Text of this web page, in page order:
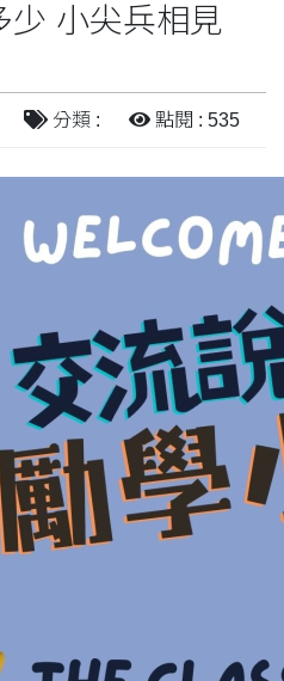
少 小尖兵相見
分類 : 點閱 : 535